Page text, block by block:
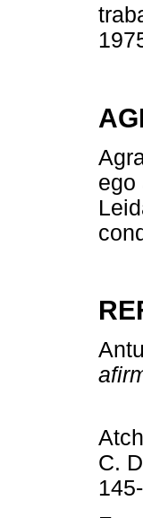
ego
C.